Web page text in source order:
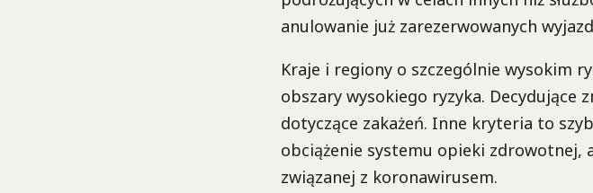
anulowanie już zarezerwowanych
Kraje i regiony o szczególnie wysokim
obszary wysokiego ryzyka. Decydujące
dotyczące zakażeń. Inne kryteria to
obciążenie systemu opieki zdrowotnej,
związanej z koronawirusem.